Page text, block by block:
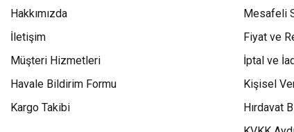
Hakkımızda
İletişim
Müşteri Hizmetleri
Havale Bildirim Formu
Kargo Takibi
Mesafeli
Fiyat ve
İptal ve
Kişisel
Hırdavat